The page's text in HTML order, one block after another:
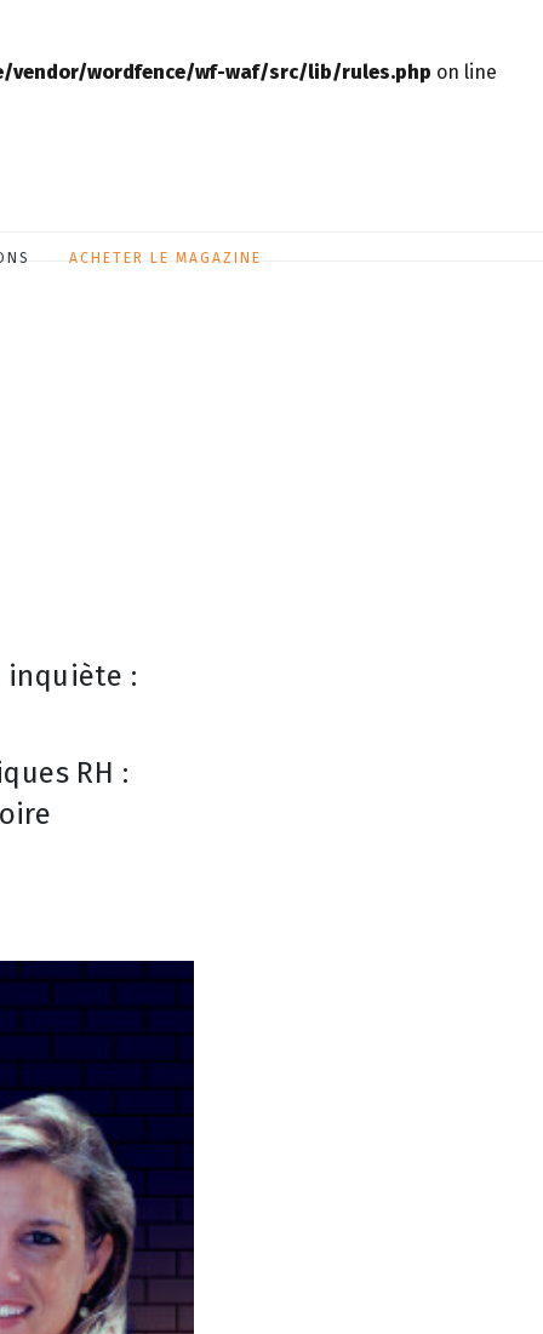
vendor/wordfence/wf-waf/src/lib/rules.php on line
ACHETER LE MAGAZINE
inquiète :
RH :